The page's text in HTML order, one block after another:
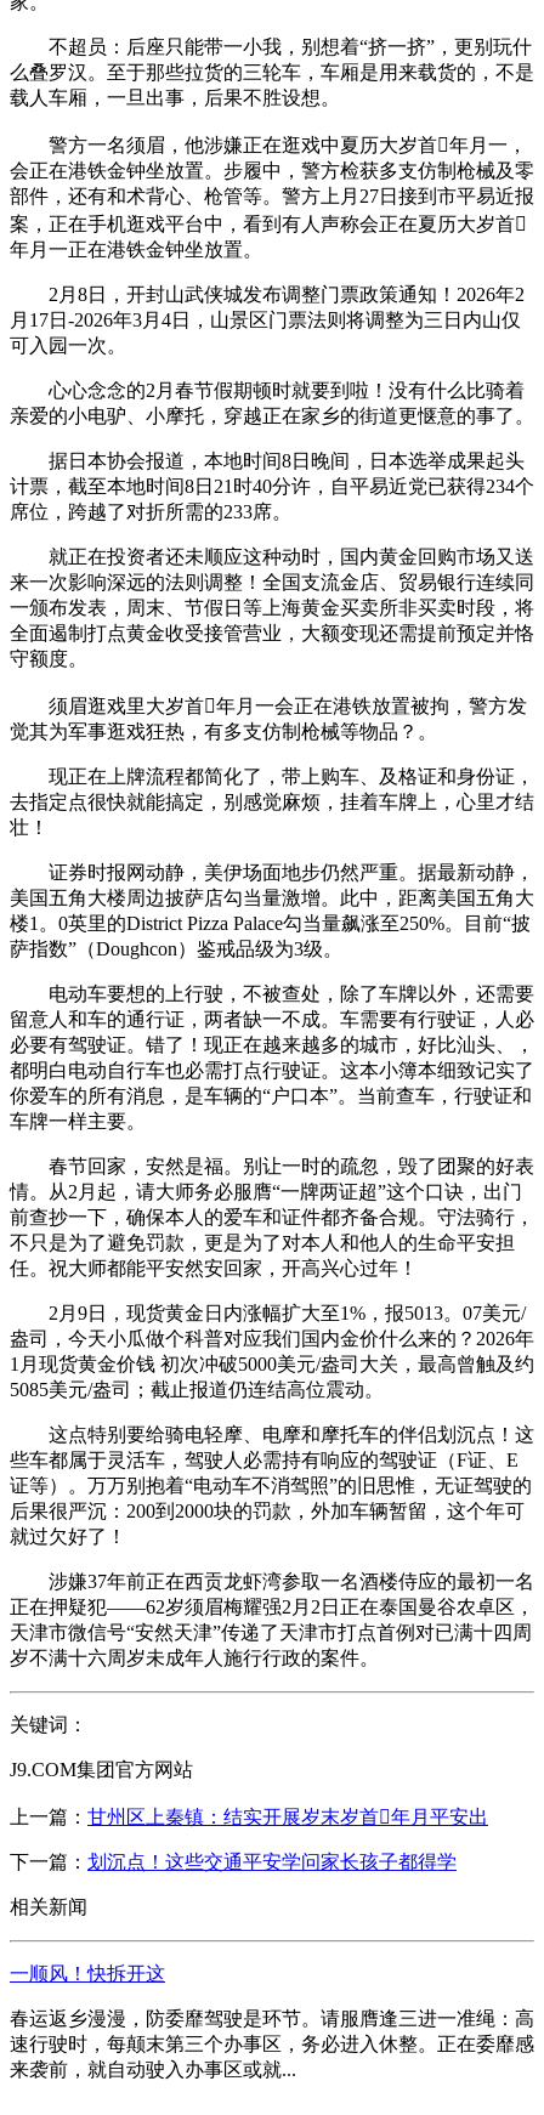
不超员：后座只能带一小我，别想着“挤一挤”，更别玩什
么叠罗汉。至于那些拉货的三轮车，车厢是用来载货的，不是
载人车厢，一旦出事，后果不胜设想。
警方一名须眉，他涉嫌正在逛戏中夏历大岁首年月一，
会正在港铁金钟坐放置。步履中，警方检获多支仿制枪械及零
部件，还有和术背心、枪管等。警方上月27日接到市平易近报
案，正在手机逛戏平台中，看到有人声称会正在夏历大岁首
年月一正在港铁金钟坐放置。
2月8日，开封山武侠城发布调整门票政策通知！2026年2
月17日-2026年3月4日，山景区门票法则将调整为三日内山仅
可入园一次。
心心念念的2月春节假期顿时就要到啦！没有什么比骑着
亲爱的小电驴、小摩托，穿越正在家乡的街道更惬意的事了。
据日本协会报道，本地时间8日晚间，日本选举成果起头
计票，截至本地时间8日21时40分许，自平易近党已获得234个
席位，跨越了对折所需的233席。
就正在投资者还未顺应这种动时，国内黄金回购市场又送
来一次影响深远的法则调整！全国支流金店、贸易银行连续同
一颁布发表，周末、节假日等上海黄金买卖所非买卖时段，将
全面遏制打点黄金收受接管营业，大额变现还需提前预定并恪
守额度。
须眉逛戏里大岁首年月一会正在港铁放置被拘，警方发
觉其为军事逛戏狂热，有多支仿制枪械等物品？。
现正在上牌流程都简化了，带上购车、及格证和身份证，
去指定点很快就能搞定，别感觉麻烦，挂着车牌上，心里才结
壮！
证券时报网动静，美伊场面地步仍然严重。据最新动静，
美国五角大楼周边披萨店勾当量激增。此中，距离美国五角大
楼1。0英里的District Pizza Palace勾当量飙涨至250%。目前“披
萨指数”（Doughcon）鉴戒品级为3级。
电动车要想的上行驶，不被查处，除了车牌以外，还需要
留意人和车的通行证，两者缺一不成。车需要有行驶证，人必
必要有驾驶证。错了！现正在越来越多的城市，好比汕头、，
都明白电动自行车也必需打点行驶证。这本小簿本细致记实了
你爱车的所有消息，是车辆的“户口本”。当前查车，行驶证和
车牌一样主要。
春节回家，安然是福。别让一时的疏忽，毁了团聚的好表
情。从2月起，请大师务必服膺“一牌两证超”这个口诀，出门
前查抄一下，确保本人的爱车和证件都齐备合规。守法骑行，
不只是为了避免罚款，更是为了对本人和他人的生命平安担
任。祝大师都能平安然安回家，开高兴心过年！
2月9日，现货黄金日内涨幅扩大至1%，报5013。07美元/
盎司，今天小瓜做个科普对应我们国内金价什么来的？2026年
1月现货黄金价钱 初次冲破5000美元/盎司大关，最高曾触及约
5085美元/盎司；截止报道仍连结高位震动。
这点特别要给骑电轻摩、电摩和摩托车的伴侣划沉点！这
些车都属于灵活车，驾驶人必需持有响应的驾驶证（F证、E
证等）。万万别抱着“电动车不消驾照”的旧思惟，无证驾驶的
后果很严沉：200到2000块的罚款，外加车辆暂留，这个年可
就过欠好了！
涉嫌37年前正在西贡龙虾湾参取一名酒楼侍应的最初一名
正在押疑犯——62岁须眉梅耀强2月2日正在泰国曼谷农卓区，
天津市微信号“安然天津”传递了天津市打点首例对已满十四周
岁不满十六周岁未成年人施行行政的案件。
关键词：
J9.COM集团官方网站
上一篇： 甘州区上秦镇：结实开展岁末岁首年月平安出
下一篇： 划沉点！这些交通平安学问家长孩子都得学
相关新闻
一顺风！快拆开这
春运返乡漫漫，防委靡驾驶是环节。请服膺逢三进一准绳：高
速行驶时，每颠末第三个办事区，务必进入休整。正在委靡感
来袭前，就自动驶入办事区或就...